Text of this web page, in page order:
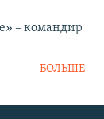
– командир
БОЛЬШЕ